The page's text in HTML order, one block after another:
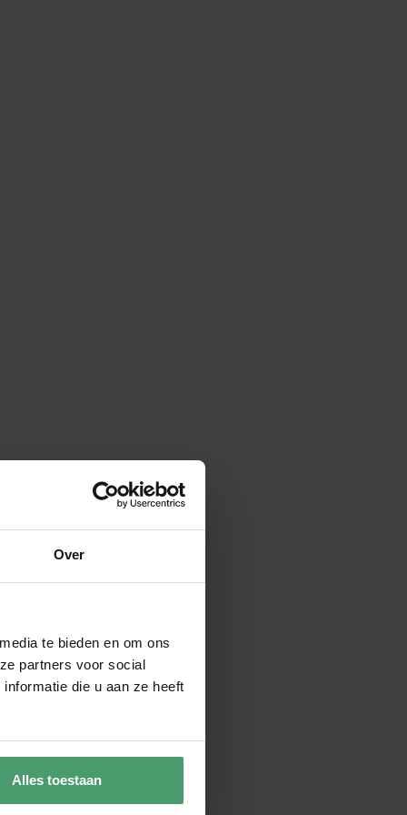
Over
te bieden en om ons
partners voor social
die u aan ze heeft
Alles toestaan